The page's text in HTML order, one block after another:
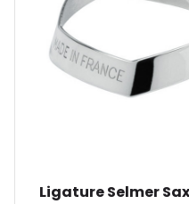
Ligature Selmer